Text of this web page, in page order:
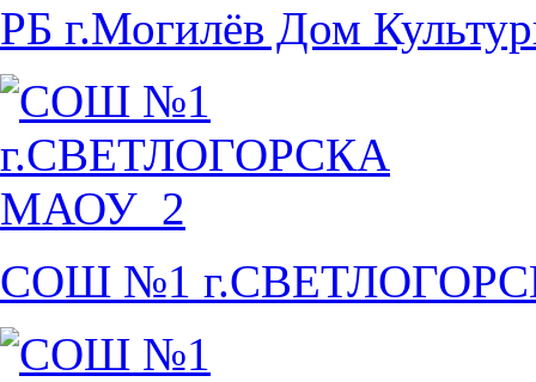
РБ г.Могилёв Дом
СОШ №1